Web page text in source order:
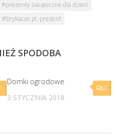
#prezenty świąteczne dla dzieci
#brykacze.pl. prezent
SPODOBA
1 0
Domki ogrodowe
3 STYCZNIA 2018